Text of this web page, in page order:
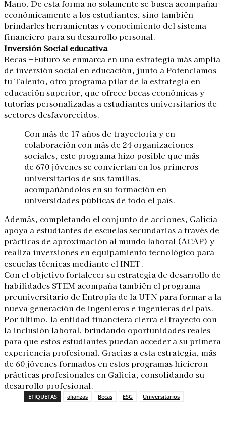
Mano. De esta forma no solamente se busca acompañar
económicamente a los estudiantes, sino también
brindarles herramientas y conocimiento del sistema
financiero para su desarrollo personal.
Inversión Social educativa
Becas +Futuro se enmarca en una estrategia más amplia
de inversión social en educación, junto a Potenciamos
tu Talento, otro programa pilar de la estrategia en
educación superior, que ofrece becas económicas y
tutorías personalizadas a estudiantes universitarios de
sectores desfavorecidos.
Con más de 17 años de trayectoria y en
colaboración con más de 24 organizaciones
sociales, este programa hizo posible que más
de 670 jóvenes se conviertan en los primeros
universitarios de sus familias,
acompañándolos en su formación en
universidades públicas de todo el país.
Además, completando el conjunto de acciones, Galicia
apoya a estudiantes de escuelas secundarias a través de
prácticas de aproximación al mundo laboral (ACAP) y
realiza inversiones en equipamiento tecnológico para
escuelas técnicas mediante el INET.
Con el objetivo fortalecer su estrategia de desarrollo de
habilidades STEM acompaña también el programa
preuniversitario de Entropía de la UTN para formar a la
nueva generación de ingenieros e ingenieras del país.
Por último, la entidad financiera cierra el trayecto con
la inclusión laboral, brindando oportunidades reales
para que estos estudiantes puedan acceder a su primera
experiencia profesional. Gracias a esta estrategia, más
de 60 jóvenes formados en estos programas hicieron
prácticas profesionales en Galicia, consolidando su
desarrollo profesional.
ETIQUETAS alianzas Becas ESG Universitarios